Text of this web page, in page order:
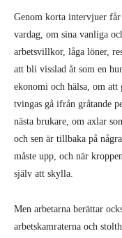
Genom korta intervjuer
vardag, om sina vanliga
arbetsvillkor, låga löner,
att bli visslad åt som en
ekonomi och hälsa, om att
tvingas gå ifrån gråtande
nästa brukare, om axlar
och sen är tillbaka på
måste upp, och när
själv att skylla.
Men arbetarna berättar
arbetskamraterna och